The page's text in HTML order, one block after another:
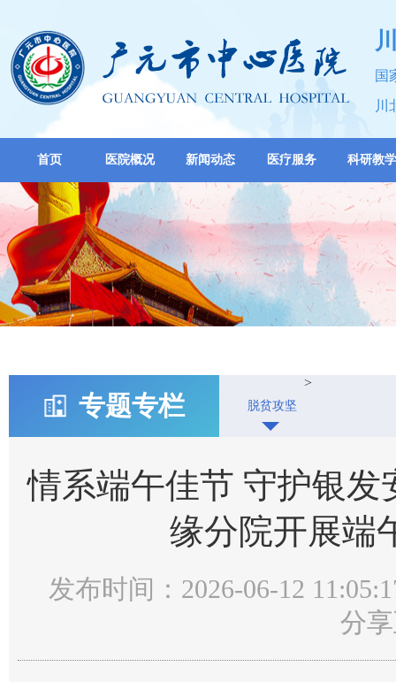
国
川
首页 医院概况 新闻动态 医疗服务 科研教学
专题专栏 脱贫攻坚
>
情系端午佳节 守护银
缘分院开展端
发布时间：2026-06-12
分